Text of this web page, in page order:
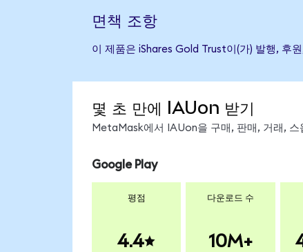
면책 조항
이 제품은 iShares Gold Trust이(가) 발행, 후
몇 초 만에 IAUon 받기
MetaMask에서 IAUon을 구매, 판매, 거래,
Google Play
평점
4.4
다운로드 수
10M+